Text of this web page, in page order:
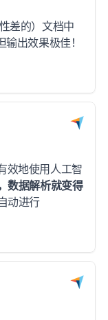
差的）文档中
出效果极佳！
效地使用人工智
数据解析就变得
动进行